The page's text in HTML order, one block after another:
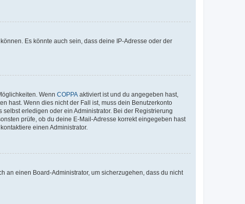
Es könnte auch sein, dass deine IP-Adresse oder der
Wenn COPPA aktiviert ist und du angegeben hast,
hast. Wenn dies nicht der Fall ist, muss dein Benutzerkonto
erledigen oder ein Administrator. Bei der Registrierung
prüfe, ob du deine E-Mail-Adresse korrekt eingegeben hast
einen Administrator.
an einen Board-Administrator, um sicherzugehen, dass du nicht